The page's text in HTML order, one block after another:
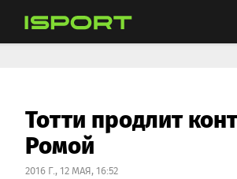
Тотти продлит
Ромой
2016 Г., 12 МАЯ, 16:52